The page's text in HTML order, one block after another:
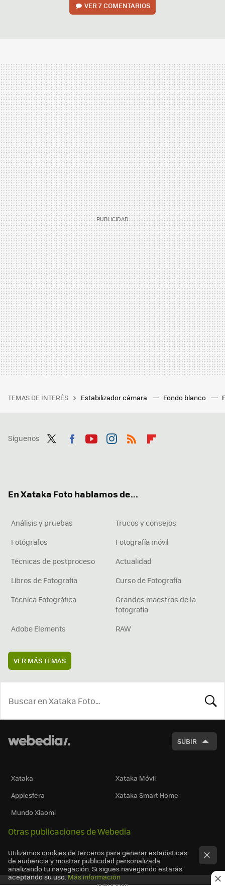
VER7 COMENTARIOS
TEMAS DE INTERÉS Estabilizador cámara Fondo blanco
Síguenos
En Xataka Foto hablamos de...
Análisis y pruebas
Trucos y consejos
Fotógrafos
Fotografía móvil
Técnicas de postproceso
Actualidad
Libros de Fotografía
Curso de Fotografía
Técnica Fotográfica
Grandes maestros de la
fotografía
Adobe Elements
RAW
VER MÁS TEMAS
SUBIR
Xataka
Xataka Móvil
Applesfera
Xataka Smart Home
Mundo Xiaomi
Otras publicaciones de Webedia
Utilizamos cookies de terceros para generar estadísticas
de audiencia y mostrar publicidad personalizada
analizando tu navegación. Si sigues navegando estarás
aceptando su uso. Más información